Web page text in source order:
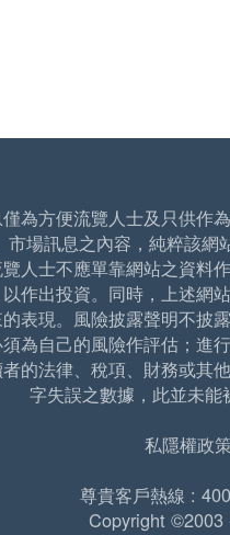
為方便流覽人士及只供作
市場訊息之內容，純粹該
人士不應單靠網站之資料
作出投資。同時，上述網
表現。風險披露聲明不披
為自己的風險作評估；進
的法律、稅項、財務或其
字失誤之數據，此並未
私隱權政
尊貴客戶熱線 :
Copyright ©2003